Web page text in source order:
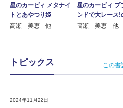
星のカービィ メタナイ
トとあやつり姫
高瀬 美恵 他
星のカービィ プ
ンドで大レース!
高瀬 美恵 他
トピックス この
2024年11月22日